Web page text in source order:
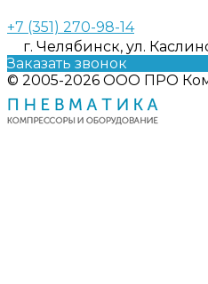
+7 (351) 270-98-14
г. Челябинск, ул.
Заказать звонок
© 2005-2026 ООО ПРО